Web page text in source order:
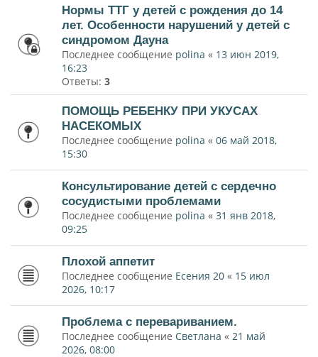
Нормы ТТГ у детей с рождения до 14
лет. Особенности нарушений у детей с
синдромом Дауна
Последнее сообщение polina « 13 июн 2019,
16:23
Ответы: 3
ПОМОЩЬ РЕБЕНКУ ПРИ УКУСАХ
НАСЕКОМЫХ
Последнее сообщение polina « 06 май 2018,
15:30
Консультирование детей с сердечно
сосудистыми проблемами
Последнее сообщение polina « 31 янв 2018,
09:25
Плохой аппетит
Последнее сообщение Есения 20 « 15 июл
2026, 10:17
Проблема с перевариванием.
Последнее сообщение Светлана « 21 май
2026, 08:00